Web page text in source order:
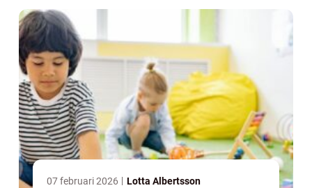
07 februari 2026 Lotta Albertsson